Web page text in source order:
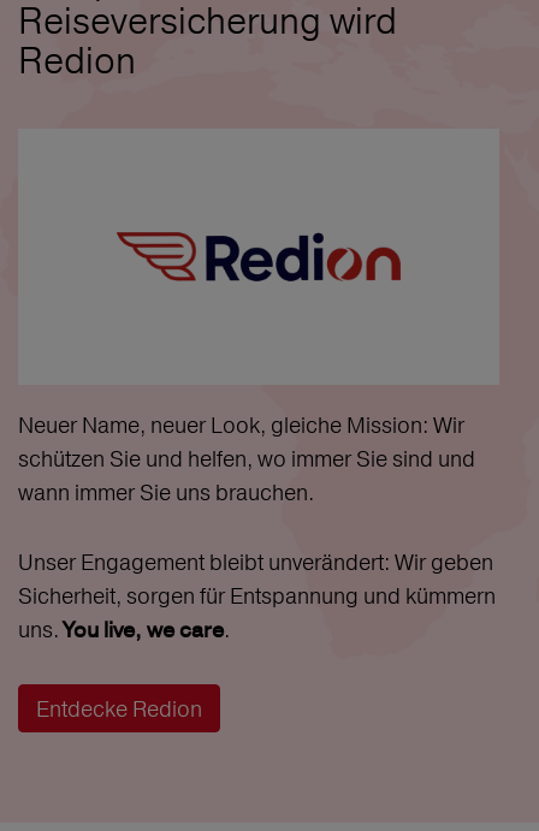
Reiseversicherung wird
Redion
Neuer Name, neuer Look, gleiche Mission: Wir
schützen Sie und helfen, wo immer Sie sind und
wann immer Sie uns brauchen.
Unser Engagement bleibt unverändert: Wir geben
Sicherheit, sorgen für Entspannung und kümmern
uns.You live, we care.
Entdecke Redion